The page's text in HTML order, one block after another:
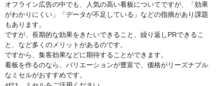
オフライン広告の中でも、人気の高い看板についてですが、「効果
がわかりにくい」「データが不足している」などの指摘があり課題
もあります。
ですが、長期的な効果をきたいできること、繰り返しPRできるこ
と、など多くのメリットがあるのです。
ですから、集客効果などに期待することができます。
看板を作るのなら、バリエーションが豊富で、価格がリーズナブル
なミセルがおすすめです。